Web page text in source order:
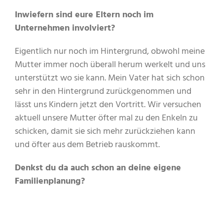
Inwiefern sind eure Eltern noch im
Unternehmen involviert?
Eigentlich nur noch im Hintergrund, obwohl meine
Mutter immer noch überall herum werkelt und uns
unterstützt wo sie kann. Mein Vater hat sich schon
sehr in den Hintergrund zurückgenommen und
lässt uns Kindern jetzt den Vortritt. Wir versuchen
aktuell unsere Mutter öfter mal zu den Enkeln zu
schicken, damit sie sich mehr zurückziehen kann
und öfter aus dem Betrieb rauskommt.
Denkst du da auch schon an deine eigene
Familienplanung?